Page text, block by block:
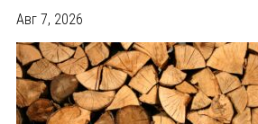
Авг 7, 2026